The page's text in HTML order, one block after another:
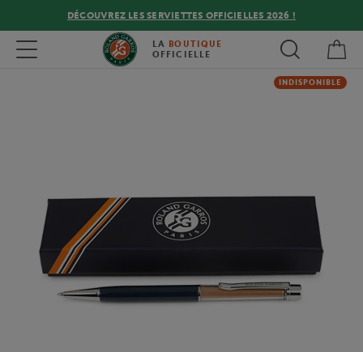
DÉCOUVREZ LES SERVIETTES OFFICIELLES 2026 !
Toggle navigation LA BOUTIQUE
OFFICIELLE
INDISPONIBLE